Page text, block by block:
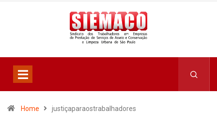
Home justiçaparaostrabalhadores